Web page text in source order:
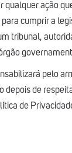
qualquer ação
cumprir a
tribunal,
pelo
depois de
de